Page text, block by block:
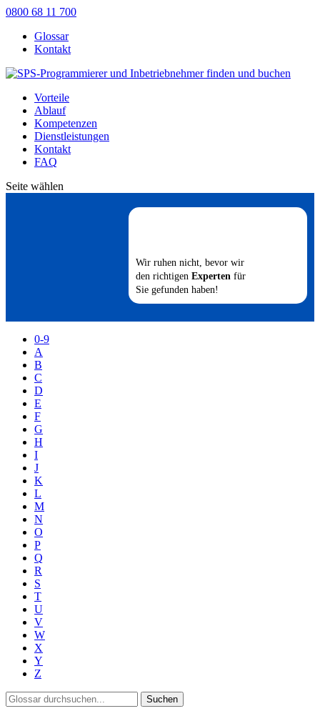
0800 68 11 700
Glossar
Kontakt
Vorteile
Ablauf
Kompetenzen
Dienstleistungen
Kontakt
FAQ
Seite wählen
Wir ruhen nicht, bevor wir
den richtigen Experten für
Sie gefunden haben!
0-9
A
B
C
D
E
F
G
H
I
J
K
L
M
N
O
P
Q
R
S
T
U
V
W
X
Y
Z
Suchen